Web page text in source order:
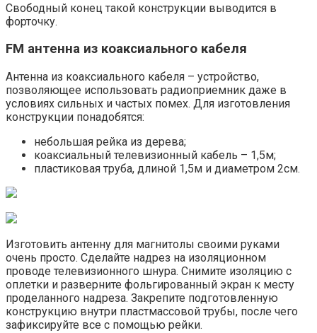
Свободный конец такой конструкции выводится в
форточку.
FM антенна из коаксиального кабеля
Антенна из коаксиального кабеля – устройство,
позволяющее использовать радиоприемник даже в
условиях сильных и частых помех. Для изготовления
конструкции понадобятся:
небольшая рейка из дерева;
коаксиальный телевизионный кабель – 1,5м;
пластиковая труба, длиной 1,5м и диаметром 2см.
Изготовить антенну для магнитолы своими руками
очень просто. Сделайте надрез на изоляционном
проводе телевизионного шнура. Снимите изоляцию с
оплетки и разверните фольгированный экран к месту
проделанного надреза. Закрепите подготовленную
конструкцию внутри пластмассовой трубы, после чего
зафиксируйте все с помощью рейки.